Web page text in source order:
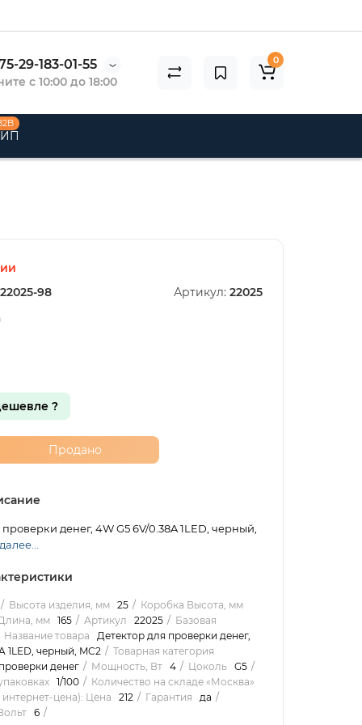
29-183-01-55
с 10:00 до 18:00
0
22025-98 Артикул: 22025
?
Продано
денег, 4W G5 6V/0.38A 1LED, черный,
Высота изделия, мм 25
Коробка Высота, мм
мм 165 Артикул 22025
Базовая
Название товара
Детектор для проверки денег,
1LED, черный, MC2
Товарная категория
денег
Мощность, Вт 4 Цоколь
G5
1/100
Количество на складе «Москва»
цена): Цена 212 Гарантия
да
6